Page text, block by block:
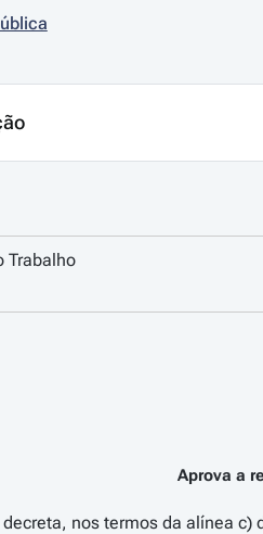
Trabalho
Aprova a
nos termos da alínea